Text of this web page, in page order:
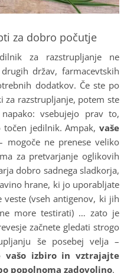
za dobro počutje
za razstrupljanje ne
držav, farmacevtskih
dodatkov. Če ste po
za razstrupljanje, potem ste
vsebujejo prav to,
jedilnik. Ampak, vaše
mogoče ne prenese veliko
za pretvarjanje oglikovih
dobro sadnega sladkorja,
hrane, ki jo uporabljate
(vseh antigenov, ki jih
more testirati) … zato je
začnete gledati strogo
še posebej velja –
vašo izbiro in vztrajajte
popolnoma zadovoljno.